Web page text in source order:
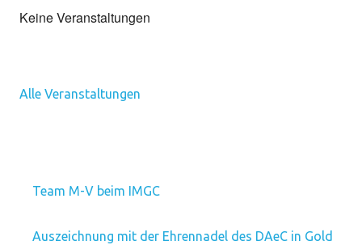
Keine Veranstaltungen
Alle Veranstaltungen
Team M-V beim IMGC
Auszeichnung mit der Ehrennadel des DAeC in Gold